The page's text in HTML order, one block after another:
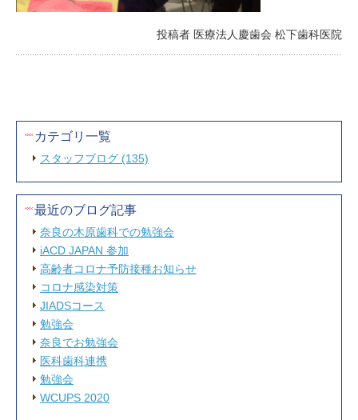
投稿者 医療法人慶歯会 松下歯科医院
カテゴリ一覧
スタッフブログ (135)
最近のブログ記事
奈良の木原歯科での勉強会
iACD JAPAN 参加
高齢者コロナ予防接種お知らせ
コロナ感染対策
JIADSコース
勉強会
奈良でお勉強会
医科歯科連携
勉強会
WCUPS 2020